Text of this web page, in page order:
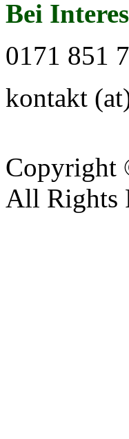
Bei
0171 851
kontakt
Copyright
All Rights